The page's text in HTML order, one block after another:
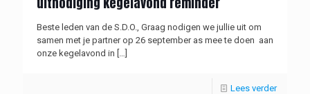
Beste leden van de S.D.O., Graag nodigen we jullie uit om
samen met je partner op 26 september as mee te doen aan
onze kegelavond in […]
Lees verder